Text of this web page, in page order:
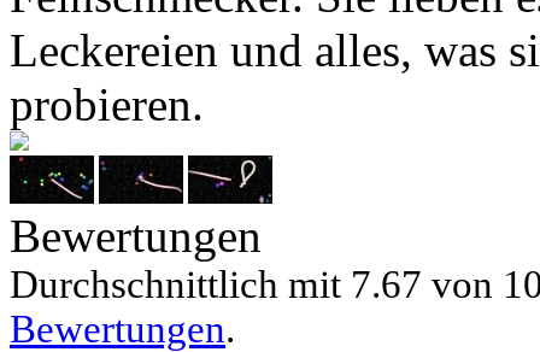
Leckereien und alles, was
probieren.
Bewertungen
Durchschnittlich mit 7.67 von
Bewertungen.